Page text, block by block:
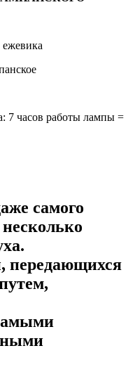
7 часов работы лампы =
самого
передающихся